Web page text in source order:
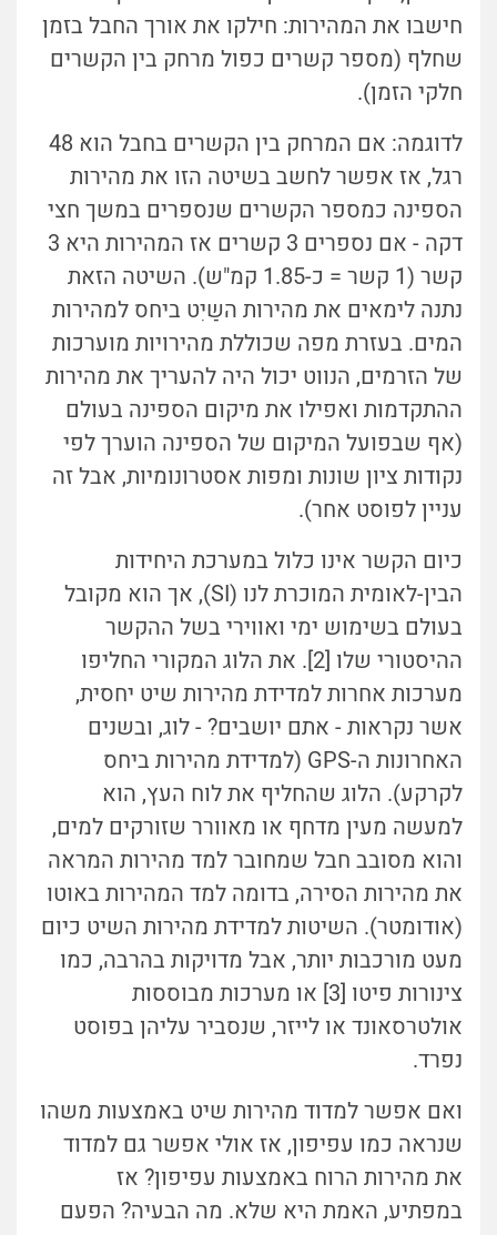
חישבו את המהירות: חילקו את אורך החבל בזמן
שחלף (מספר קשרים כפול מרחק בין הקשרים
חלקי הזמן).
לדוגמה: אם המרחק בין הקשרים בחבל הוא 48
רגל, אז אפשר לחשב בשיטה הזו את מהירות
הספינה כמספר הקשרים שנספרים במשך חצי
דקה - אם נספרים 3 קשרים אז המהירות היא 3
קשר (1 קשר = כ-1.85 קמ"ש). השיטה הזאת
נתנה לימאים את מהירות השַיִט ביחס למהירות
המים. בעזרת מפה שכוללת מהירויות מוערכות
של הזרמים, הנווט יכול היה להעריך את מהירות
ההתקדמות ואפילו את מיקום הספינה בעולם
(אף שבפועל המיקום של הספינה הוערך לפי
נקודות ציון שונות ומפות אסטרונומיות, אבל זה
עניין לפוסט אחר).
כיום הקשר אינו כלול במערכת היחידות
הבין-לאומית המוכרת לנו (SI), אך הוא מקובל
בעולם בשימוש ימי ואווירי בשל ההקשר
ההיסטורי שלו [2]. את הלוג המקורי החליפו
מערכות אחרות למדידת מהירות שיט יחסית,
אשר נקראות - אתם יושבים? - לוג, ובשנים
האחרונות ה-GPS (למדידת מהירות ביחס
לקרקע). הלוג שהחליף את לוח העץ, הוא
למעשה מעין מדחף או מאוורר שזורקים למים,
והוא מסובב חבל שמחובר למד מהירות המראה
את מהירות הסירה, בדומה למד המהירות באוטו
(אודומטר). השיטות למדידת מהירות השיט כיום
מעט מורכבות יותר, אבל מדויקות בהרבה, כמו
צינורות פיטו [3] או מערכות מבוססות
אולטרסאונד או לייזר, שנסביר עליהן בפוסט
נפרד.
ואם אפשר למדוד מהירות שיט באמצעות משהו
שנראה כמו עפיפון, אז אולי אפשר גם למדוד
את מהירות הרוח באמצעות עפיפון? אז
במפתיע, האמת היא שלא. מה הבעיה? הפעם